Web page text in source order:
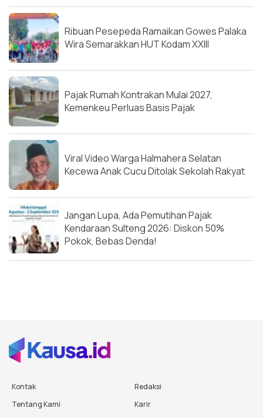
Ribuan Pesepeda Ramaikan Gowes Palaka
Wira Semarakkan HUT Kodam XXIII
Pajak Rumah Kontrakan Mulai 2027,
Kemenkeu Perluas Basis Pajak
Viral Video Warga Halmahera Selatan
Kecewa Anak Cucu Ditolak Sekolah Rakyat
Jangan Lupa, Ada Pemutihan Pajak
Kendaraan Sulteng 2026: Diskon 50%
Pokok, Bebas Denda!
Kontak
Redaksi
Tentang Kami
Karir